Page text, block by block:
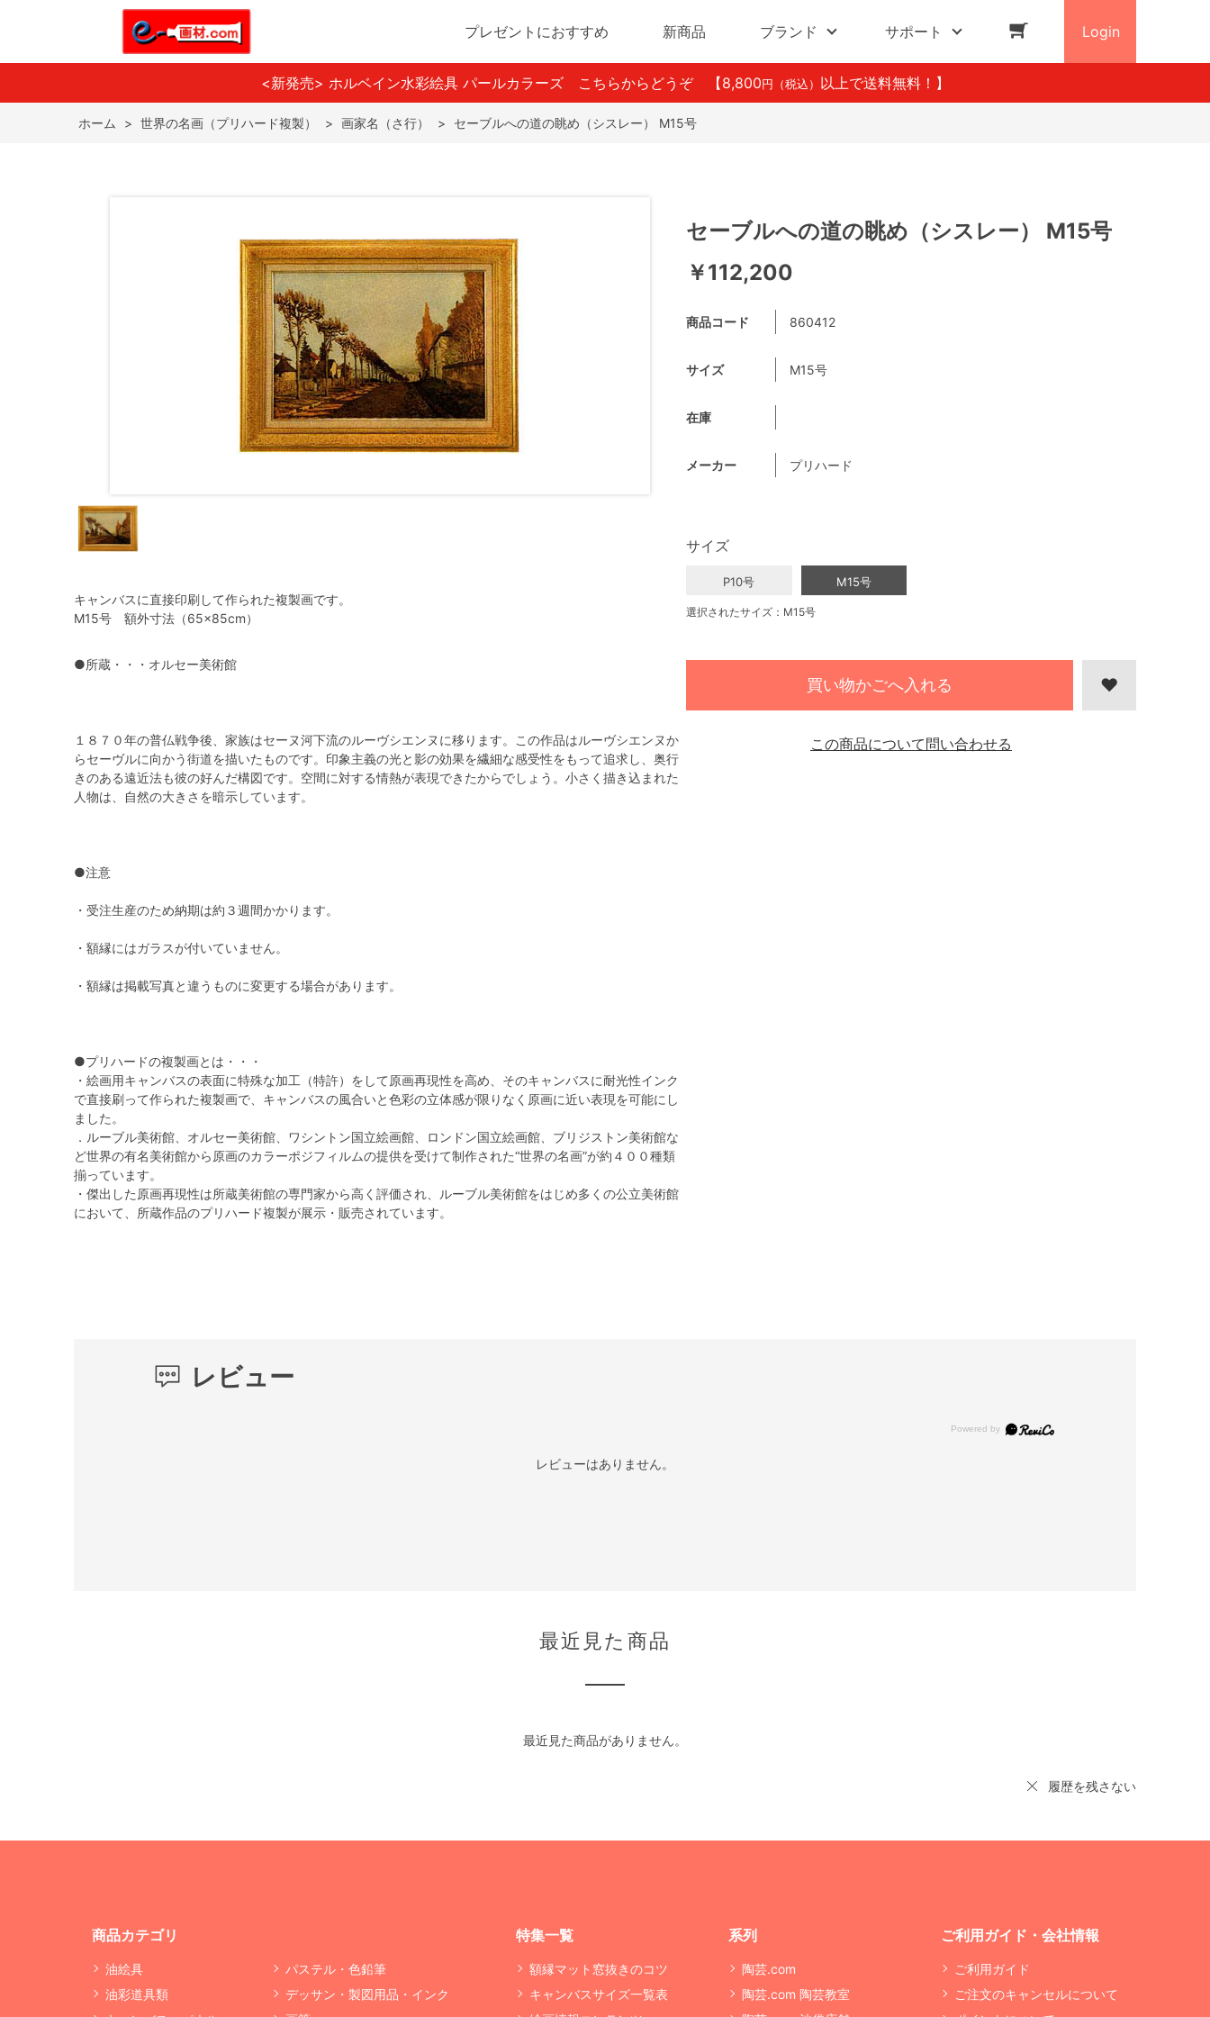
プレゼントにおすすめ 新商品 ブランド サポート Login
<新発売> ホルベイン水彩絵具 パールカラーズ こちらからどうぞ 【8,800 円（税込） 以上で送料無料！】
ホーム > 世界の名画（プリハード複製） > 画家名（さ行） > セーブルへの道の眺め（シスレー） M15号
キャンバスに直接印刷して作られた複製画です。
M15号 額外寸法（65×85cm）
●所蔵・・・オルセー美術館
１８７０年の普仏戦争後、家族はセーヌ河下流のルーヴシエンヌに移ります。この作品はルーヴシエンヌか
らセーヴルに向かう街道を描いたものです。印象主義の光と影の効果を繊細な感受性をもって追求し、奥行
きのある遠近法も彼の好んだ構図です。空間に対する情熱が表現できたからでしょう。小さく描き込まれた
人物は、自然の大きさを暗示しています。
●注意
・受注生産のため納期は約３週間かかります。
・額縁にはガラスが付いていません。
・額縁は掲載写真と違うものに変更する場合があります。
●プリハードの複製画とは・・・
・絵画用キャンバスの表面に特殊な加工（特許）をして原画再現性を高め、そのキャンバスに耐光性インク
で直接刷って作られた複製画で、キャンバスの風合いと色彩の立体感が限りなく原画に近い表現を可能にし
ました。
．ルーブル美術館、オルセー美術館、ワシントン国立絵画館、ロンドン国立絵画館、ブリジストン美術館な
ど世界の有名美術館から原画のカラーポジフィルムの提供を受けて制作された“世界の名画”が約４００種類
揃っています。
・傑出した原画再現性は所蔵美術館の専門家から高く評価され、ルーブル美術館をはじめ多くの公立美術館
において、所蔵作品のプリハード複製が展示・販売されています。
セーブルへの道の眺め（シスレー） M15号
￥112,200
商品コード 860412
サイズ M15号
在庫
メーカー プリハード
サイズ
P10号 M15号
選択されたサイズ：M15号
買い物かごへ入れる
この商品について問い合わせる
レビュー
レビューはありません。
最近見た商品
最近見た商品がありません。
履歴を残さない
商品カテゴリ
油絵具
油彩道具類
パステル・色鉛筆
デッサン・製図用品・インク
特集一覧
額縁マット窓抜きのコツ
キャンバスサイズ一覧表
系列
陶芸.com
陶芸.com 陶芸教室
ご利用ガイド・会社情報
ご利用ガイド
ご注文のキャンセルについて